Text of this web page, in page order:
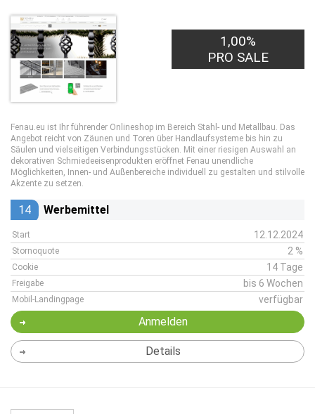
1,00%
PRO SALE
Fenau.eu ist Ihr führender Onlineshop im Bereich Stahl- und Metallbau. Das
Angebot reicht von Zäunen und Toren über Handlaufsysteme bis hin zu
Säulen und vielseitigen Verbindungsstücken. Mit einer riesigen Auswahl an
dekorativen Schmiedeeisenprodukten eröffnet Fenau unendliche
Möglichkeiten, Innen- und Außenbereiche individuell zu gestalten und stilvolle
Akzente zu setzen.
14 Werbemittel
Start 12.12.2024
Stornoquote 2 %
Cookie 14 Tage
Freigabe bis 6 Wochen
Mobil-Landingpage verfügbar
Anmelden
Details